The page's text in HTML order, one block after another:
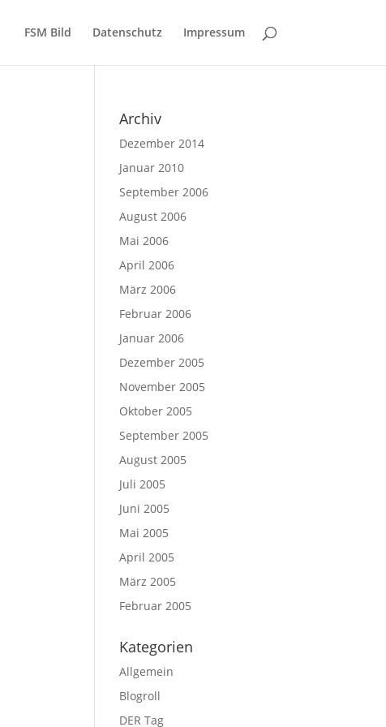
FSM Bild Datenschutz Impressum
Archiv
Dezember 2014
Januar 2010
September 2006
August 2006
Mai 2006
April 2006
März 2006
Februar 2006
Januar 2006
Dezember 2005
November 2005
Oktober 2005
September 2005
August 2005
Juli 2005
Juni 2005
Mai 2005
April 2005
März 2005
Februar 2005
Kategorien
Allgemein
Blogroll
DER Tag